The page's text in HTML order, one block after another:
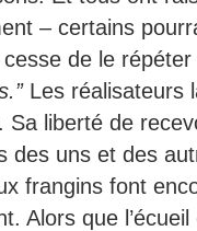
– certains
de le
Les réalisateurs
liberté de
des uns et des
frangins font
Alors que